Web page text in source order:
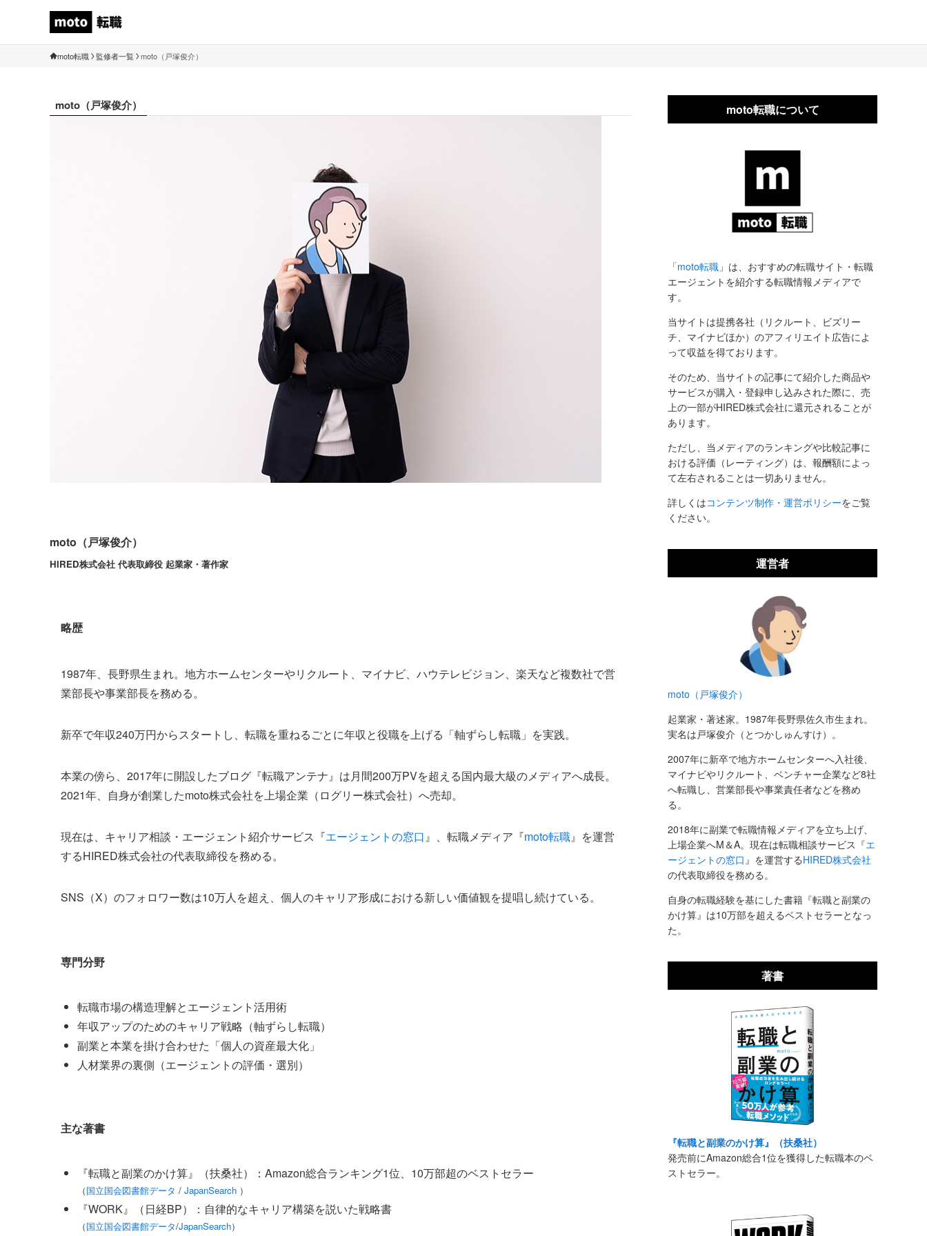
moto転職 監修者一覧 moto（戸塚俊介）
moto（戸塚俊介）
moto（戸塚俊介）
HIRED株式会社 代表取締役 起業家・著作家
略歴
1987年、長野県生まれ。地方ホームセンターやリクルート、マイナビ、ハウテレビジョン、楽天など複数社で営
業部長や事業部長を務める。
新卒で年収240万円からスタートし、転職を重ねるごとに年収と役職を上げる「軸ずらし転職」を実践。
本業の傍ら、2017年に開設したブログ『転職アンテナ』は月間200万PVを超える国内最大級のメディアへ成長。
2021年、自身が創業したmoto株式会社を上場企業（ログリー株式会社）へ売却。
現在は、キャリア相談・エージェント紹介サービス『エージェントの窓口』、転職メディア『moto転職』を運営
するHIRED株式会社の代表取締役を務める。
SNS（X）のフォロワー数は10万人を超え、個人のキャリア形成における新しい価値観を提唱し続けている。
専門分野
転職市場の構造理解とエージェント活用術
年収アップのためのキャリア戦略（軸ずらし転職）
副業と本業を掛け合わせた「個人の資産最大化」
人材業界の裏側（エージェントの評価・選別）
主な著書
『転職と副業のかけ算』（扶桑社）：Amazon総合ランキング1位、10万部超のベストセラー
（国立国会図書館データ / JapanSearch ）
『WORK』（日経BP）：自律的なキャリア構築を説いた戦略書
（国立国会図書館データ/JapanSearch）
moto転職について
「moto転職 」は、おすすめの転職サイト・転職
エージェントを紹介する転職情報メディアで
す。
当サイトは提携各社（リクルート、ビズリー
チ、マイナビほか）のアフィリエイト広告によ
って収益を得ております。
そのため、当サイトの記事にて紹介した商品や
サービスが購入・登録申し込みされた際に、売
上の一部がHIRED株式会社に還元されることが
あります。
ただし、当メディアのランキングや比較記事に
おける評価（レーティング）は、報酬額によっ
て左右されることは一切ありません。
詳しくはコンテンツ制作・運営ポリシーをご覧
ください。
運営者
moto（戸塚俊介）
起業家・著述家。1987年長野県佐久市生まれ。
実名は戸塚俊介（とつかしゅんすけ）。
2007年に新卒で地方ホームセンターへ入社後、
マイナビやリクルート、ベンチャー企業など8社
へ転職し、営業部長や事業責任者などを務め
る。
2018年に副業で転職情報メディアを立ち上げ、
上場企業へM＆A。現在は転職相談サービス『エ
ージェントの窓口 』を運営するHIRED株式会社
の代表取締役を務める。
自身の転職経験を基にした書籍『転職と副業の
かけ算』は10万部を超えるベストセラーとなっ
た。
著書
『転職と副業のかけ算』（扶桑社）
発売前にAmazon総合1位を獲得した転職本のベ
ストセラー。